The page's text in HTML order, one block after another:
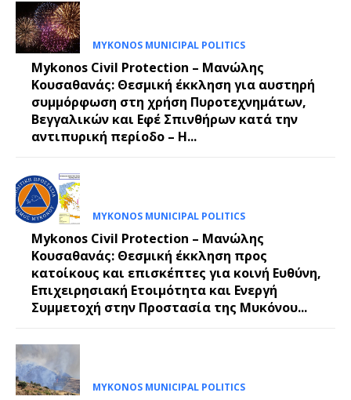
MYKONOS MUNICIPAL POLITICS
Mykonos Civil Protection – Μανώλης
Κουσαθανάς: Θεσμική έκκληση για αυστηρή
συμμόρφωση στη χρήση Πυροτεχνημάτων,
Βεγγαλικών και Εφέ Σπινθήρων κατά την
αντιπυρική περίοδο – Η...
MYKONOS MUNICIPAL POLITICS
Mykonos Civil Protection – Μανώλης
Κουσαθανάς: Θεσμική έκκληση προς
κατοίκους και επισκέπτες για κοινή Ευθύνη,
Επιχειρησιακή Ετοιμότητα και Ενεργή
Συμμετοχή στην Προστασία της Μυκόνου...
MYKONOS MUNICIPAL POLITICS